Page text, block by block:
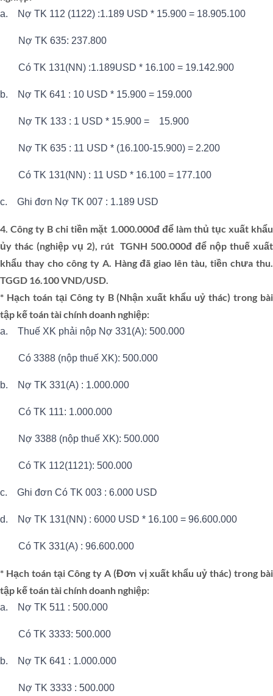
a. Nợ TK 112 (1122) :1.189 USD * 15.900 = 18.905.100
Nợ TK 635: 237.800
Có TK 131(NN) :1.189USD * 16.100 = 19.142.900
b. Nợ TK 641 : 10 USD * 15.900 = 159.000
Nợ TK 133 : 1 USD * 15.900 = 15.900
Nợ TK 635 : 11 USD * (16.100-15.900) = 2.200
Có TK 131(NN) : 11 USD * 16.100 = 177.100
c. Ghi đơn Nợ TK 007 : 1.189 USD
4. Công ty B chi tiền mặt 1.000.000đ để làm thủ tục xuất khẩu
ủy thác (nghiệp vụ 2), rút TGNH 500.000đ để nộp thuế xuất
khẩu thay cho công ty A. Hàng đã giao lên tàu, tiền chưa thu.
TGGD 16.100 VND/USD.
* Hạch toán tại Công ty B (Nhận xuất khẩu uỷ thác) trong bài
tập kế toán tài chính doanh nghiệp:
a. Thuế XK phải nộp Nợ 331(A): 500.000
Có 3388 (nộp thuế XK): 500.000
b. Nợ TK 331(A) : 1.000.000
Có TK 111: 1.000.000
Nợ 3388 (nộp thuế XK): 500.000
Có TK 112(1121): 500.000
c. Ghi đơn Có TK 003 : 6.000 USD
d. Nợ TK 131(NN) : 6000 USD * 16.100 = 96.600.000
Có TK 331(A) : 96.600.000
* Hạch toán tại Công ty A (Đơn vị xuất khẩu uỷ thác) trong bài
tập kế toán tài chính doanh nghiệp:
a. Nợ TK 511 : 500.000
Có TK 3333: 500.000
b. Nợ TK 641 : 1.000.000
Nợ TK 3333 : 500.000